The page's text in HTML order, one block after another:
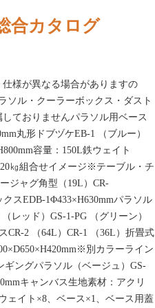
合カタログ
様が異なる場合がありますの
ソル・クーラーボックス・ダスト
ておりませんパラソル用ベース
丸形ドブヅケEB-1 （ブルー）
容量：150L鉄ウェイト
20㎏組合せイメージ※テーブル・チ
ジャグ角型（19L）CR-
スEDB-1Φ433×H630mmパラソル
レッド）GS-1-PG （グリーン）
CR-2 （64L）CR-1 （36L）折畳式
別カラーライン
ギングパラソル（ベージュ）GS-
キャンバス生地素材：アクリ
ェイト×8、ベース×1、ベース用蓋